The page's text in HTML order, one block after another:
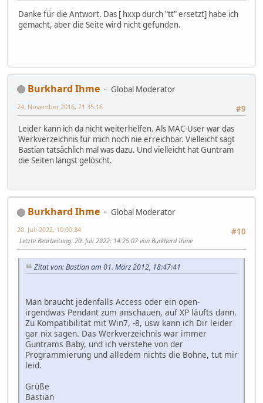
Danke für die Antwort. Das [ hxxp durch "tt" ersetzt] habe ich
gemacht, aber die Seite wird nicht gefunden.
Burkhard Ihme
Global Moderator
#9
24. November 2016, 21:35:16
Leider kann ich da nicht weiterhelfen. Als MAC-User war das
Werkverzeichnis für mich noch nie erreichbar. Vielleicht sagt
Bastian tatsächlich mal was dazu. Und vielleicht hat Guntram
die Seiten längst gelöscht.
Burkhard Ihme
Global Moderator
#10
20. Juli 2022, 10:00:34
Letzte Bearbeitung: 20. Juli 2022, 14:25:07 von Burkhard Ihme
Zitat von: Bastian am 01. März 2012, 18:47:41
Man braucht jedenfalls Access oder ein open-
irgendwas Pendant zum anschauen, auf XP läufts dann.
Zu Kompatibilität mit Win7, -8, usw kann ich Dir leider
gar nix sagen. Das Werkverzeichnis war immer
Guntrams Baby, und ich verstehe von der
Programmierung und alledem nichts die Bohne, tut mir
leid.
Grüße
Bastian